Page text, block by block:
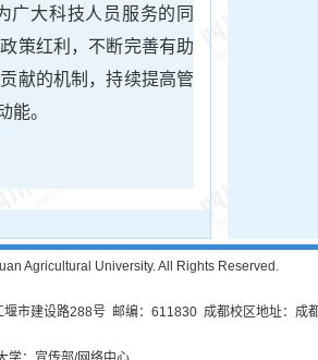
广大科技人员服务的同
策红利，不断完善有助
献的机制，持续提高管
能。
Agricultural University. All Rights Reserved.
市建设路288号 邮编：611830 成都校区地址：成